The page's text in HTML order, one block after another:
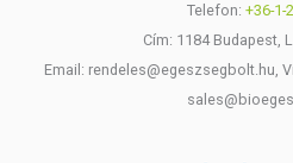
Telefon: +36-1-
Cím: 1184 Budapest,
Email: rendeles@egeszsegbolt.hu,